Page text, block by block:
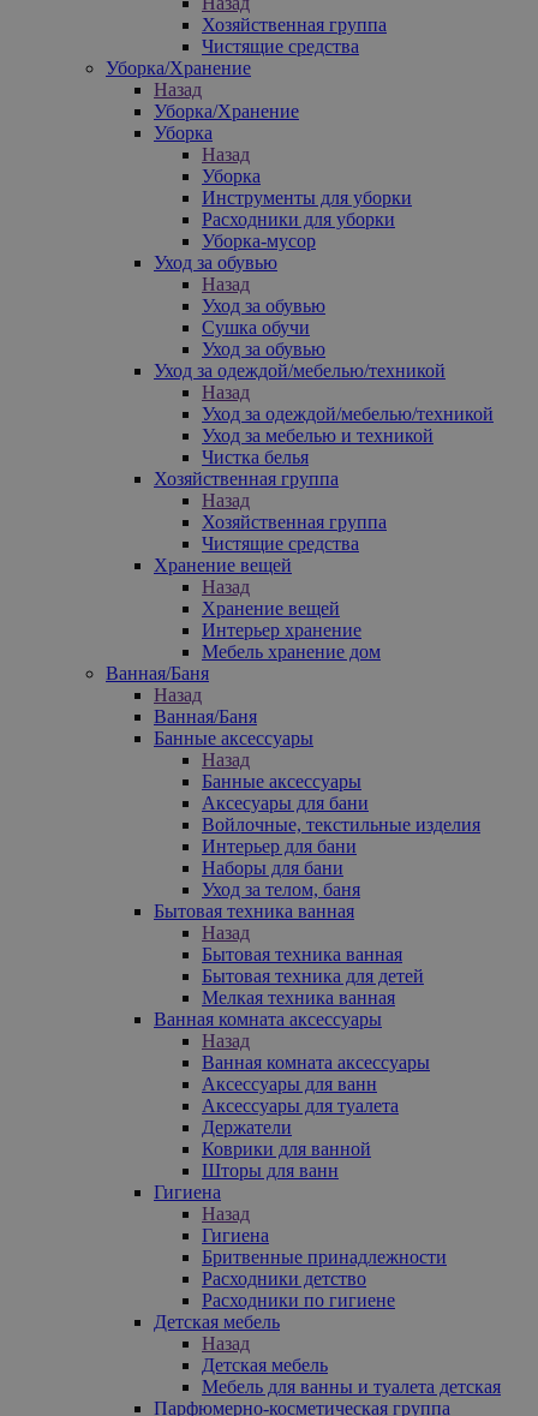
Хозяйственная группа
Чистящие средства
Уборка/Хранение
Назад
Уборка/Хранение
Уборка
Назад
Уборка
Инструменты для уборки
Расходники для уборки
Уборка-мусор
Уход за обувью
Назад
Уход за обувью
Сушка обучи
Уход за обувью
Уход за одеждой/мебелью/техникой
Назад
Уход за одеждой/мебелью/техникой
Уход за мебелью и техникой
Чистка белья
Хозяйственная группа
Назад
Хозяйственная группа
Чистящие средства
Хранение вещей
Назад
Хранение вещей
Интерьер хранение
Мебель хранение дом
Ванная/Баня
Назад
Ванная/Баня
Банные аксессуары
Назад
Банные аксессуары
Аксесуары для бани
Войлочные, текстильные изделия
Интерьер для бани
Наборы для бани
Уход за телом, баня
Бытовая техника ванная
Назад
Бытовая техника ванная
Бытовая техника для детей
Мелкая техника ванная
Ванная комната аксессуары
Назад
Ванная комната аксессуары
Аксессуары для ванн
Аксессуары для туалета
Держатели
Коврики для ванной
Шторы для ванн
Гигиена
Назад
Гигиена
Бритвенные принадлежности
Расходники детство
Расходники по гигиене
Детская мебель
Назад
Детская мебель
Мебель для ванны и туалета детская
Парфюмерно-косметическая группа